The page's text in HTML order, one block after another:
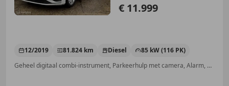
€ 11.999
12/2019 81.824 km Diesel
85 kW (116 PK)
Geheel digitaal combi-instrument, Parkeerhulp met camera, Alarm, Adaptieve Cruise Control, Parkeerhulp achter, Verkeersbordherkenning, Sportstoelen, Lendensteun